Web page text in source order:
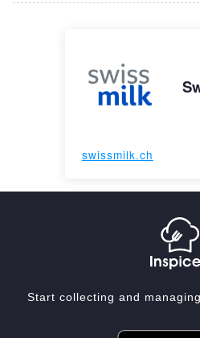
swissmilk.ch
Start collecting and